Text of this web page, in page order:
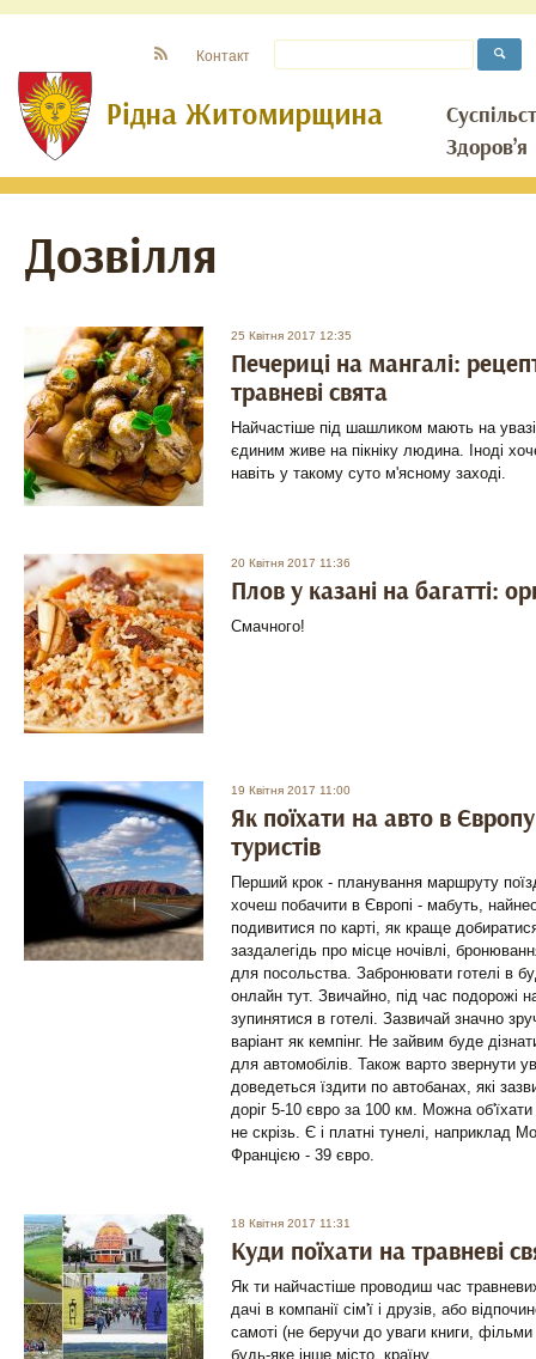
Здоров’я
Контакт
Дозвілля
25 Квітня 2017 12:35
Печериці на мангалі:
травневі свята
Найчастіше під шашликом мають на
єдиним живе на пікніку людина. Іноді
навіть у такому суто м'ясному заході.
20 Квітня 2017 11:36
Плов у казані на багатті:
Смачного!
19 Квітня 2017 11:00
Як поїхати на авто в
туристів
Перший крок - планування маршруту
хочеш побачити в Європі - мабуть,
подивитися по карті, як краще
заздалегідь про місце ночівлі,
для посольства. Забронювати готелі в
онлайн тут. Звичайно, під час подорожі
зупинятися в готелі. Зазвичай значно
варіант як кемпінг. Не зайвим буде
для автомобілів. Також варто звернути
доведеться їздити по автобанах, які
доріг 5-10 євро за 100 км. Можна
не скрізь. Є і платні тунелі, наприклад
Францією - 39 євро.
18 Квітня 2017 11:31
Куди поїхати на травневі
Як ти найчастіше проводиш час
дачі в компанії сім'ї і друзів, або
самоті (не беручи до уваги книги, фільми
будь-яке інше місто, країну.